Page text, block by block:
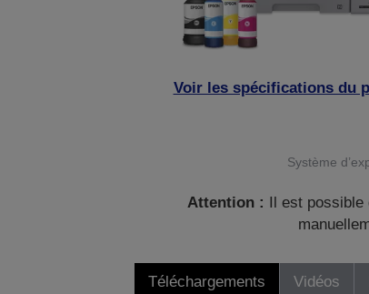
Voir les spécifications du
Système
Attention :
Il est
Téléchargements Vidéos